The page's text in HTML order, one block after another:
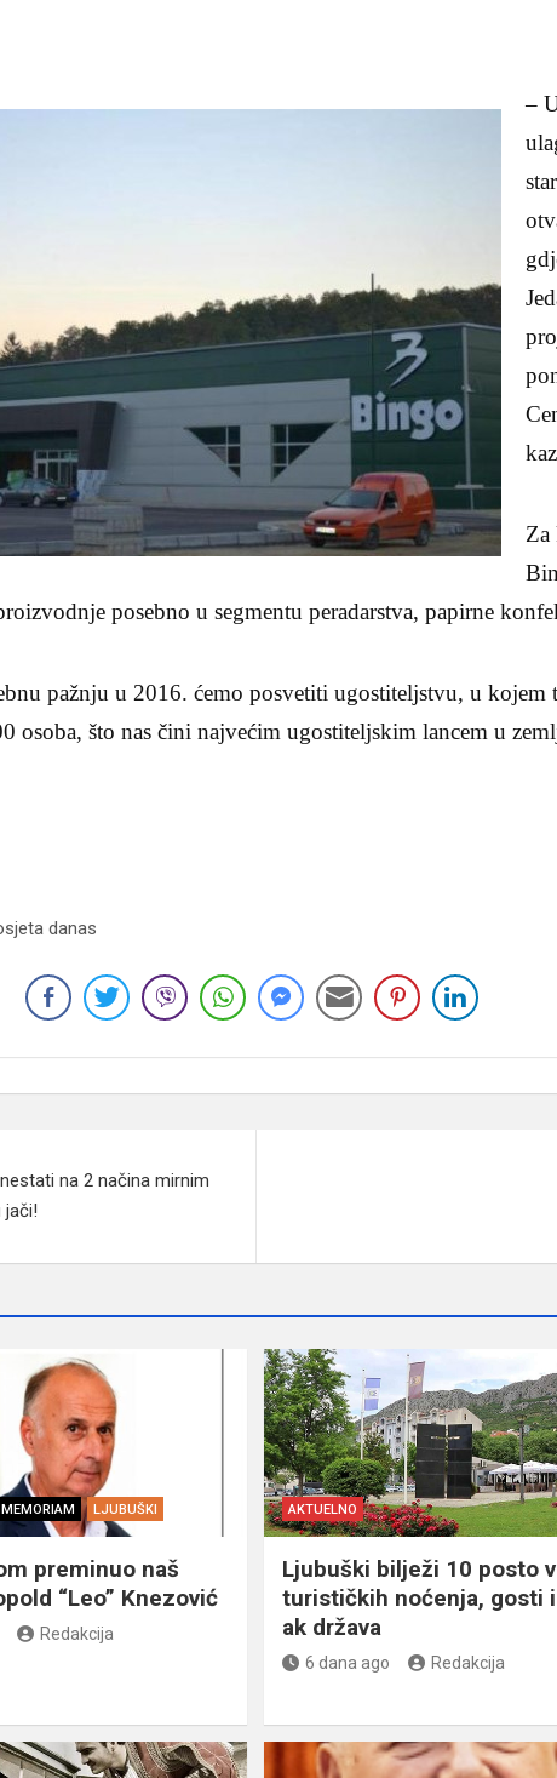
–
Za
posebno u segmentu peradarstva, papirne
pažnju u 2016. ćemo posvetiti ugostiteljstvu, u kojem
osoba, što nas čini najvećim ugostiteljskim lancem u
danas
na 2 načina mirnim
jači!
MEMORIAM LJUBUŠKI
preminuo naš
“Leo” Knezović
Redakcija
AKTUELNO
Ljubuški bilježi 10 posto
turističkih noćenja, gosti
ak država
6 dana ago Redakcija